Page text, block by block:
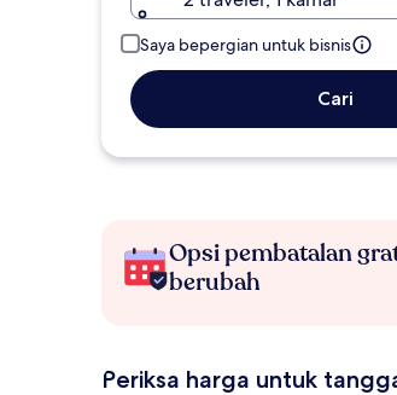
Saya bepergian untuk bisnis
Cari
Opsi pembatalan
berubah
Periksa harga untuk